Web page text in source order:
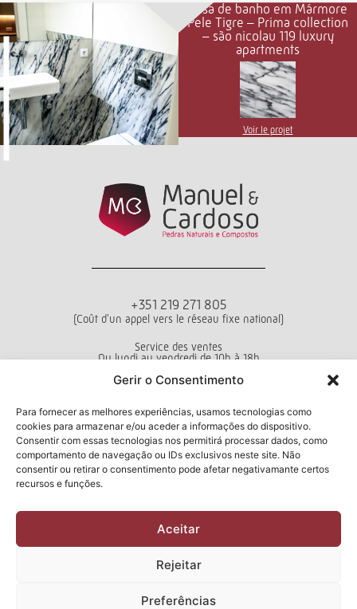
Gerir o Consentimento
Para fornecer as melhores experiências, usamos tecnologias como
cookies para armazenar e/ou aceder a informações do dispositivo.
Consentir com essas tecnologias nos permitirá processar dados, como
comportamento de navegação ou IDs exclusivos neste site. Não
consentir ou retirar o consentimento pode afetar negativamante certos
recursos e funções.
Aceitar
Rejeitar
Preferências
Casa de banho em Mármore
Pele Tigre – Prima collection
– são nicolau 119 luxury
apartments
Voir le projet
+351 219 271 805
(Coût d'un appel vers le réseau fixe national)
Service des ventes
Du lundi au vendredi de 10h à 18h
Livro de Reclamações